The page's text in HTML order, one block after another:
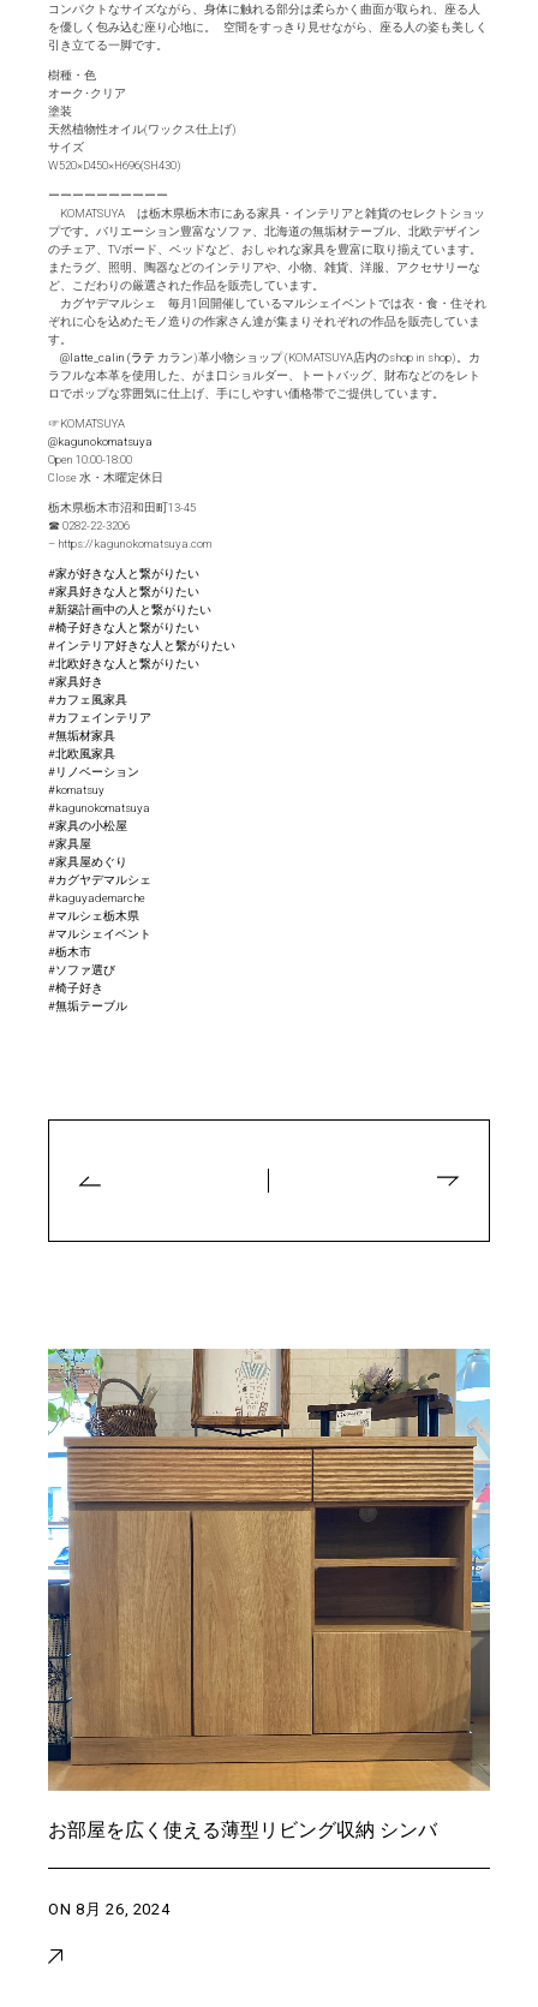
コンパクトなサイズながら、身体に触れる部分は柔らかく曲面が取られ、座る人
を優しく包み込む座り心地に。 空間をすっきり見せながら、座る人の姿も美しく
引き立てる一脚です。
樹種・色
オーク･クリア
塗装
天然植物性オイル(ワックス仕上げ)
サイズ
W520×D450×H696(SH430)
ーーーーーーーーーー
KOMATSUYA は栃木県栃木市にある家具・インテリアと雑貨のセレクトショッ
プです。バリエーション豊富なソファ、北海道の無垢材テーブル、北欧デザイン
のチェア、TVボード、ベッドなど、おしゃれな家具を豊富に取り揃えています。
またラグ、照明、陶器などのインテリアや、小物、雑貨、洋服、アクセサリーな
ど、こだわりの厳選された作品を販売しています。
カグヤデマルシェ 毎月1回開催しているマルシェイベントでは衣・食・住それ
ぞれに心を込めたモノ造りの作家さん達が集まりそれぞれの作品を販売していま
す。
@latte_calin (ラテ カラン)革小物ショップ (KOMATSUYA店内のshop in shop)。カ
ラフルな本革を使用した、がま口ショルダー、トートバッグ、財布などのをレト
ロでポップな雰囲気に仕上げ、手にしやすい価格帯でご提供しています。
☞KOMATSUYA
@kagunokomatsuya
Open 10:00-18:00
Close 水・木曜定休日
栃木県栃木市沼和田町13-45
☎︎ 0282-22-3206
– https://kagunokomatsuya.com
#家が好きな人と繋がりたい
#家具好きな人と繋がりたい
#新築計画中の人と繋がりたい
#椅子好きな人と繋がりたい
#インテリア好きな人と繫がりたい
#北欧好きな人と繋がりたい
#家具好き
#カフェ風家具
#カフェインテリア
#無垢材家具
#北欧風家具
#リノベーション
#komatsuy
#kagunokomatsuya
#家具の小松屋
#家具屋
#家具屋めぐり
#カグヤデマルシェ
#kaguyademarche
#マルシェ栃木県
#マルシェイベント
#栃木市
#ソファ選び
#椅子好き
#無垢テーブル
お部屋を広く使える薄型リビング収納 シンバ
ON8月 26, 2024